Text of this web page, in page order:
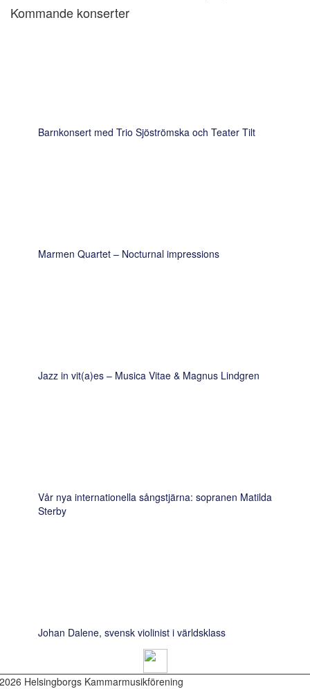
Kommande konserter
Barnkonsert med Trio Sjöströmska och Teater Tilt
Marmen Quartet – Nocturnal impressions
Jazz in vit(a)es – Musica Vitae & Magnus Lindgren
Vår nya internationella sångstjärna: sopranen Matilda
Sterby
Johan Dalene, svensk violinist i världsklass
Helsingborgs Kammarmusikförening